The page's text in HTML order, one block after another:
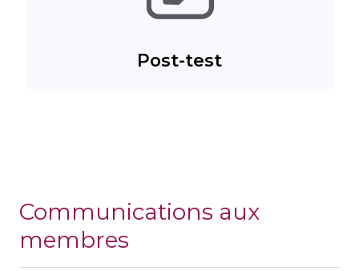
Post-test
Communications aux
membres